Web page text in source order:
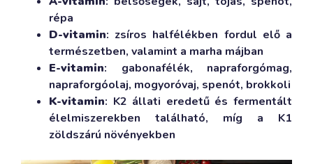
répa
D-vitamin: zsíros halfélékben fordul elő a
természetben, valamint a marha májban
E-vitamin: gabonafélék, napraforgómag,
napraforgóolaj, mogyoróvaj, spenót, brokkoli
K-vitamin: K2 állati eredetű és fermentált
élelmiszerekben található, míg a K1
zöldszárú növényekben